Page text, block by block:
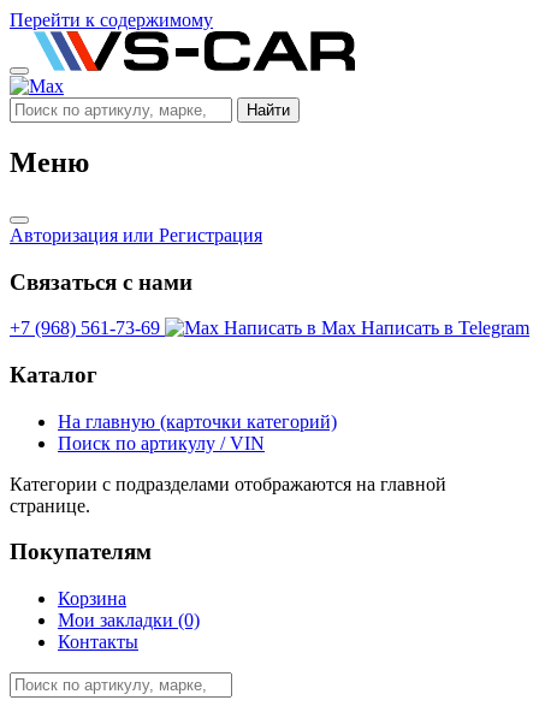
Перейти к содержимому
Найти
Меню
Авторизация или Регистрация
Связаться с нами
+7 (968) 561-73-69 Написать в Max Написать в Telegram
Каталог
На главную (карточки категорий)
Поиск по артикулу / VIN
Категории с подразделами отображаются на главной
странице.
Покупателям
Корзина
Мои закладки (0)
Контакты